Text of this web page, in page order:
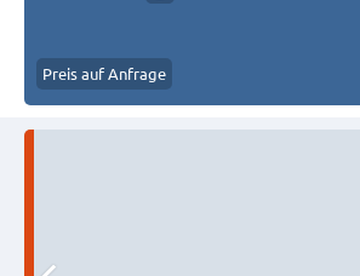
Preis auf Anfrage